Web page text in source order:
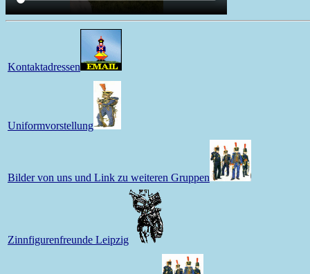
Kontaktadressen
Uniformvorstellung
Bilder von uns und Link zu weiteren Gruppen
Zinnfigurenfreunde Leipzig